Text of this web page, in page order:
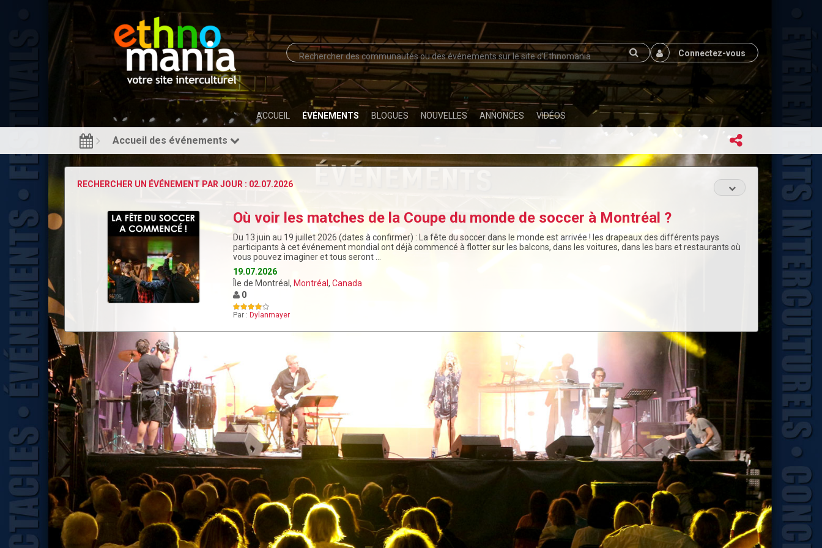
Connectez-vous
ACCUEIL ÉVÉNEMENTS BLOGUES NOUVELLES ANNONCES VIDÉOS
Accueil des événements
RECHERCHER UN ÉVÉNEMENT PAR JOUR : 02.07.2026
Où voir les matches de la Coupe du monde de soccer à Montréal ?
Du 13 juin au 19 juillet 2026 (dates à confirmer) : La fête du soccer dans le monde est arrivée ! les drapeaux des différents pays
participants à cet événement mondial ont déjà commencé à flotter sur les balcons, dans les voitures, dans les bars et restaurants où
vous pouvez imaginer et tous seront …
19.07.2026
Île de Montréal, Montréal , Canada
0
Par : Dylanmayer